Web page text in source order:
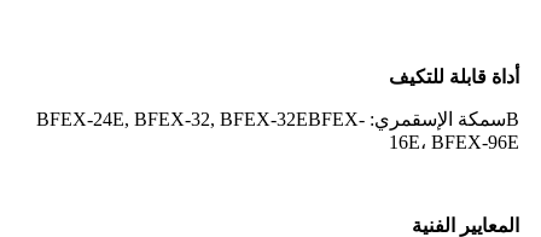
أداة قابلة للتكيف
Bسمكة الإسقمري:
BFEX-24E, BFEX-32, BFEX-32EBFEX-
16E، BFEX-96E
المعايير الفنية